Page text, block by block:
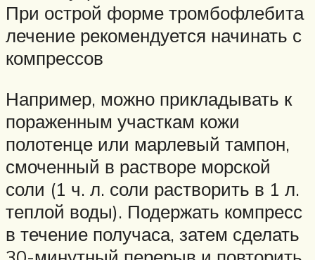
При острой форме тромбофлебита
лечение рекомендуется начинать с
компрессов
Например, можно прикладывать к
пораженным участкам кожи
полотенце или марлевый тампон,
смоченный в растворе морской
соли (1 ч. л. соли растворить в 1 л.
теплой воды). Подержать компресс
в течение получаса, затем сделать